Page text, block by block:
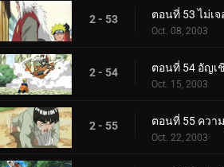
2 - 53
Oct. 08, 2003
2 - 54
Oct. 15, 2003
2 - 55
Oct. 22, 2003